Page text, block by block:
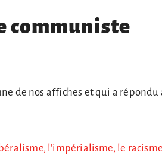
communiste
de nos affiches et qui a
l’impérialisme, le